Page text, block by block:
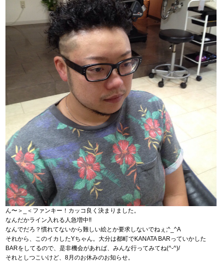
ん〜＞_＜ファンキー！カッコ良く決まりました。
なんだかライン入れる人急増中‼︎
なんでだろ？慣れてないから難しい絵とか要求しないでねぇ;^_^A
それから、このイカしたYちゃん。大分は都町でKANATA BARっていかした
BARをしてるので、是非機会があれば、みんな行ってみてね(^-^)/
それとしつこいけど、8月のお休みのお知らせ。